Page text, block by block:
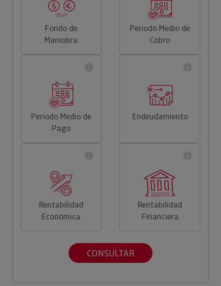
Fondo de
Maniobra
Periodo Medio de
Cobro
Periodo Medio de
Pago
Endeudamiento
Rentabilidad
Económica
Rentabilidad
Financiera
CONSULTAR